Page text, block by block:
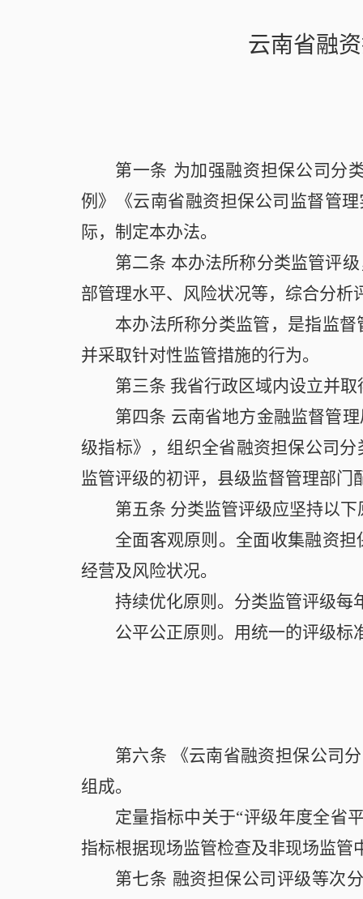
云南省融
第一条 为加强融资担保公司分
例》《云南省融资担保公司监督管
际，制定本办法。
第二条 本办法所称分类监管评
部管理水平、风险状况等，综合分析
本办法所称分类监管，是指监
并采取针对性监管措施的行为。
第三条 我省行政区域内设立并
第四条 云南省地方金融监督管
级指标》，组织全省融资担保公司
监管评级的初评，县级监督管理部门
第五条 分类监管评级应坚持以下
全面客观原则。全面收集融资
经营及风险状况。
持续优化原则。分类监管评级每
公平公正原则。用统一的评级标
第六条 《云南省融资担保公司
组成。
定量指标中关于“评级年度全省
指标根据现场监管检查及非现场监管
第七条 融资担保公司评级等次